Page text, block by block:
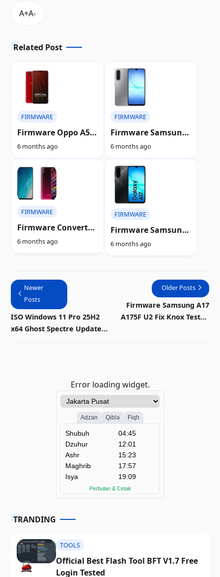
Related Post
FIRMWARE
Firmware Oppo A5S
CPH1909 Support
Bug Tested
6 months ago
FIRMWARE
Firmware Samsung
A17 SM-A175F Fix
6 months ago
FIRMWARE
Firmware Convert
Global Vivo V15
6 months ago
FIRMWARE
Firmware Samsung
A17 A175F U2 Fix
6 months ago
Newer
Posts
ISO Windows 11 Pro 25H2
x64 Ghost Spectre Update
Older Posts
Firmware Samsung A17
A175F U2 Fix Knox Tested
Error loading widget.
TRANDING
TOOLS
Official Best Flash Tool BFT V1.7 Free
Login Tested